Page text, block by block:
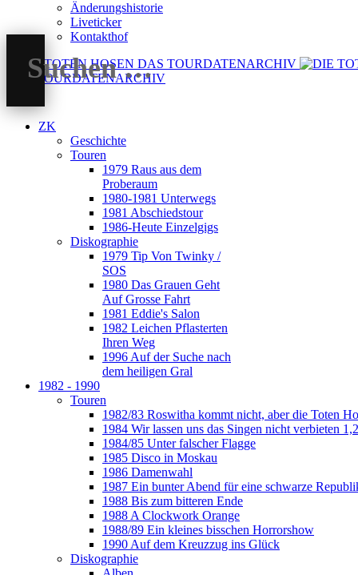
Änderungshistorie
Liveticker
Kontakthof
DAS TOURDATENARCHIV
ZK
Geschichte
Touren
1979 Raus aus dem
Proberaum
1980-1981 Unterwegs
1981 Abschiedstour
1986-Heute Einzelgigs
Diskographie
1979 Tip Von Twinky /
SOS
1980 Das Grauen Geht
Auf Grosse Fahrt
1981 Eddie's Salon
1982 Leichen Pflasterten
Ihren Weg
1996 Auf der Suche nach
dem heiligen Gral
1982 - 1990
Touren
1982/83 Roswitha kommt nicht, aber die Toten
1984 Wir lassen uns das Singen nicht verbieten
1984/85 Unter falscher Flagge
1985 Disco in Moskau
1986 Damenwahl
1987 Ein bunter Abend für eine schwarze
1988 Bis zum bitteren Ende
1988 A Clockwork Orange
1988/89 Ein kleines bisschen Horrorshow
1990 Auf dem Kreuzzug ins Glück
Diskographie